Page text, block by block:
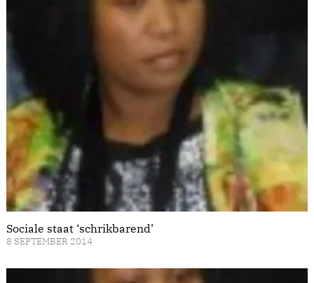
Sociale staat ‘schrikbarend’
8 SEPTEMBER 2014